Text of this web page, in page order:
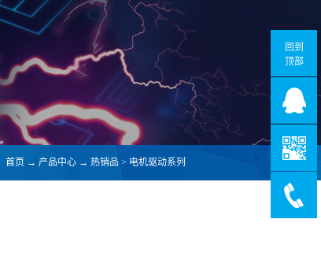
首页 → 产品中心 → 热销品 > 电机驱动系列
回到
顶部